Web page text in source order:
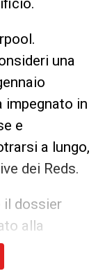
una
impegnato in
e
a lungo,
dei Reds.
il dossier
alla